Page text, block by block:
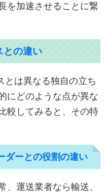
を加速させることに繋
との違い
とは異なる独自の立ち
にどのような点が異な
較してみると、その特
ダーとの役割の違い
、運送業者なら輸送、